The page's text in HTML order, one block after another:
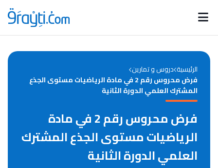
Catégories
Annonces bourses
الرئيسية دروس و تمارين
فرض محروس رقم 2 في مادة الرياضيات مستوى الجذع
المشترك العلمي الدورة الثانية
فرض محروس رقم 2 في مادة
الرياضيات مستوى الجذع المشترك
العلمي الدورة الثانية